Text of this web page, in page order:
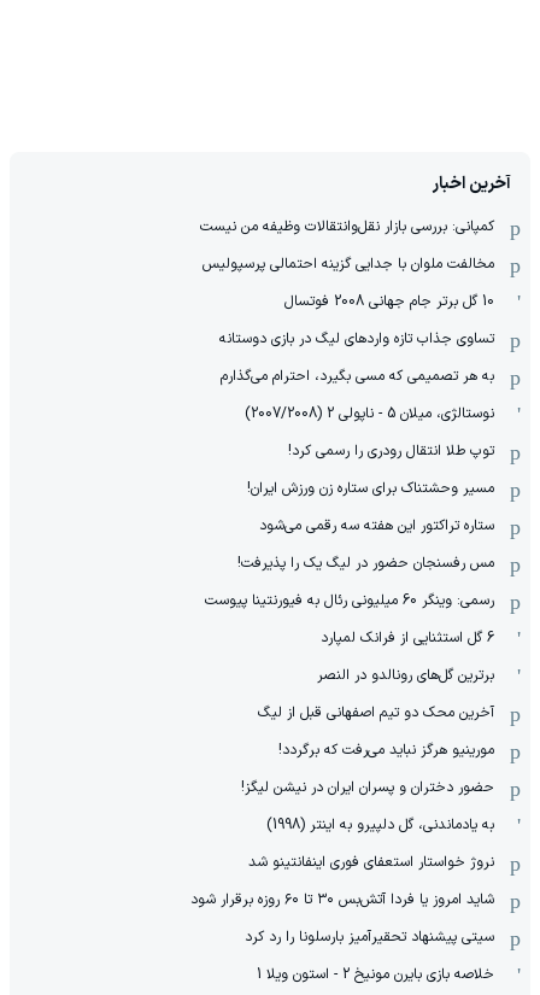
آخرین اخبار
کمپانی: بررسی بازار نقل‌وانتقالات وظیفه من نیست
مخالفت ملوان با جدایی گزینه احتمالی پرسپولیس
10 گل برتر جام جهانی 2008 فوتسال
تساوی جذاب تازه واردهای لیگ در بازی دوستانه
به هر تصمیمی که مسی بگیرد، احترام می‌گذارم
نوستالژی، میلان 5 - ناپولی 2 (2007/2008)
توپ طلا انتقال رودری را رسمی کرد!
مسیر وحشتناک برای ستاره زن ورزش ایران!
ستاره تراکتور این هفته سه رقمی می‌شود
مس رفسنجان حضور در لیگ یک را پذیرفت!
رسمی: وینگر 60 میلیونی رئال به فیورنتینا پیوست
6 گل استثنایی از فرانک لمپارد
برترین گل‌های رونالدو در النصر
آخرین محک دو تیم اصفهانی قبل از لیگ
مورینیو هرگز نباید می‌رفت که برگردد!
حضور دختران و پسران ایران در نیشن لیگز!
به یادماندنی، گل دلپیرو به اینتر (1998)
نروژ خواستار استعفای فوری اینفانتینو شد
شاید امروز یا فردا آتش‌بس ۳۰ تا ۶۰ روزه برقرار شود
سیتی پیشنهاد تحقیرآمیز بارسلونا را رد کرد
خلاصه بازی بایرن مونیخ 2 - استون ویلا 1